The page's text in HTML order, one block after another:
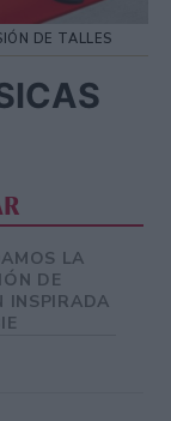
DE TALLES
LA
DE
INSPIRADA